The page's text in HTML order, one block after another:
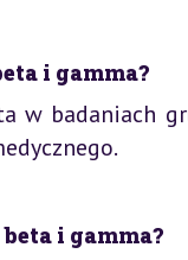
i gamma?
w badaniach
i gamma?